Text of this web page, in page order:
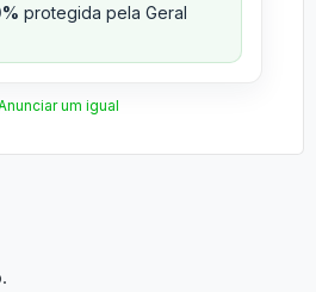
protegida pela Geral
um igual